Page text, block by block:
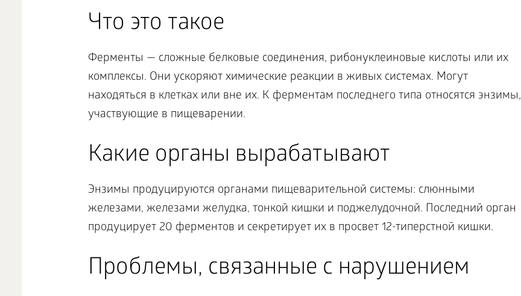
Что это такое
Ферменты — сложные белковые соединения, рибонуклеиновые кислоты или их
комплексы. Они ускоряют химические реакции в живых системах. Могут
находяться в клетках или вне их. К ферментам последнего типа относятся энзимы,
участвующие в пищеварении.
Какие органы вырабатывают
Энзимы продуцируются органами пищеварительной системы: слюнными
железами, железами желудка, тонкой кишки и поджелудочной. Последний орган
продуцирует 20 ферментов и секретирует их в просвет 12-типерстной кишки.
Проблемы, связанные с нарушением